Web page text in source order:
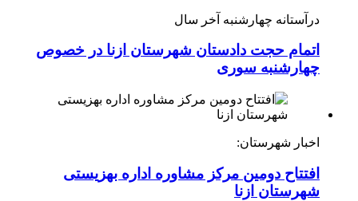
درآستانه چهارشنبه آخر سال
اتمام حجت دادستان شهرستان ازنا در خصوص
چهارشنبه ‌سوری
اخبار شهرستان:
افتتاح دومین مرکز مشاوره اداره بهزیستی
شهرستان ازنا